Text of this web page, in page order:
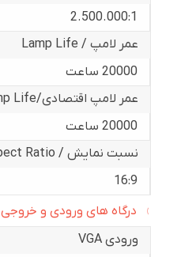
2.500.000:1
عمر لامپ / Lamp Life
20000 ساعت
عمر لامپ اقتصادی/Eco Lamp Life
20000 ساعت
نسبت نمایش / Aspect Ratio
16:9
درگاه های ورودی و خروجی
ورودی VGA